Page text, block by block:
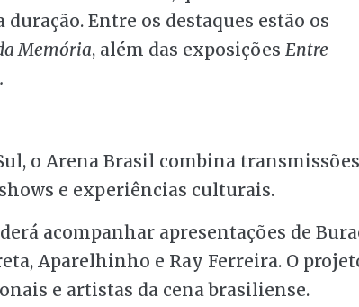
Entre os destaques estão os
Memória, além das exposições Entre
o Arena Brasil combina transmissões
e experiências culturais.
acompanhar apresentações de
Aparelhinho e Ray Ferreira. O
e artistas da cena brasiliense.